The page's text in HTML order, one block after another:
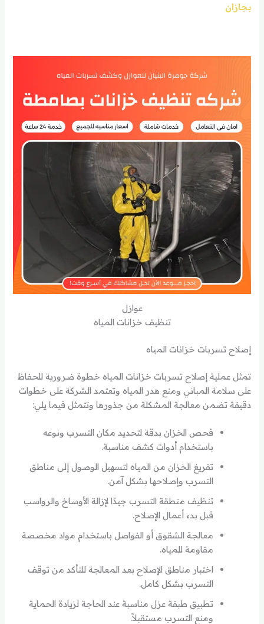
بجازان
عوازل
تنظيف خزانات المياه
إصلاح تسربات خزانات المياه
تمثل عملية إصلاح تسربات خزانات المياه خطوة ضرورية للحفاظ
على سلامة المباني ومنع هدر المياه وتعتمد الشركة على خطوات
دقيقة تضمن معالجة المشكلة من جذورها وتتمثل فيما يلي:
فحص الخزان بدقة لتحديد مكان التسرب ونوعه
باستخدام أدوات كشف مناسبة.
تفريغ الخزان من المياه لتسهيل الوصول إلى مناطق
التسرب وإصلاحها بشكل آمن.
تنظيف منطقة التسرب جيدًا لإزالة الأوساخ والرواسب
قبل بدء أعمال الإصلاح.
معالجة الشقوق أو الفواصل باستخدام مواد مخصصة
مقاومة للمياه.
اختبار مناطق الإصلاح بعد المعالجة للتأكد من توقف
التسرب بشكل كامل.
تطبيق طبقة عزل مناسبة عند الحاجة لزيادة الحماية
ومنع التسرب مستقبلاً.